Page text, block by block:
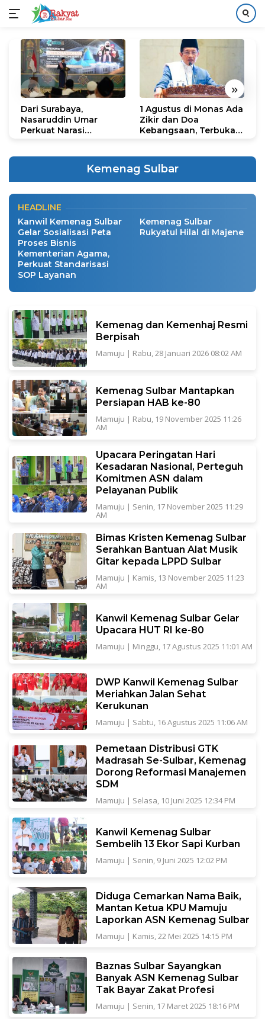
konten
« »
Dari Surabaya,
Nasaruddin Umar
Perkuat Narasi
1 Agustus di Monas Ada
Zikir dan Doa
Kebangsaan, Terbuka
Kemenag Sulbar
Ucapan Hari Raya Idul Adha
News|Selasa, 26 Mei 2026 13:54 PM
HEADLINE
Kanwil Kemenag Sulbar
Gelar Sosialisasi Peta
Proses Bisnis
Kementerian Agama,
Perkuat Standarisasi
SOP Layanan
Kemenag Sulbar
Rukyatul Hilal di Majene
Kemenag dan Kemenhaj Resmi
Berpisah
Mamuju | Rabu, 28 Januari 2026 08:02 AM
Kemenag Sulbar Mantapkan
Persiapan HAB ke-80
Mamuju | Rabu, 19 November 2025 11:26
AM
Upacara Peringatan Hari
Kesadaran Nasional, Perteguh
Komitmen ASN dalam
Pelayanan Publik
Mamuju | Senin, 17 November 2025 11:29
AM
Bimas Kristen Kemenag Sulbar
Serahkan Bantuan Alat Musik
Gitar kepada LPPD Sulbar
Mamuju | Kamis, 13 November 2025 11:23
AM
Kanwil Kemenag Sulbar Gelar
Upacara HUT RI ke-80
Mamuju | Minggu, 17 Agustus 2025 11:01 AM
DWP Kanwil Kemenag Sulbar
Meriahkan Jalan Sehat
Kerukunan
Mamuju | Sabtu, 16 Agustus 2025 11:06 AM
Pemetaan Distribusi GTK
Madrasah Se-Sulbar, Kemenag
Dorong Reformasi Manajemen
SDM
Mamuju | Selasa, 10 Juni 2025 12:34 PM
Kanwil Kemenag Sulbar
Sembelih 13 Ekor Sapi Kurban
Mamuju | Senin, 9 Juni 2025 12:02 PM
Diduga Cemarkan Nama Baik,
Mantan Ketua KPU Mamuju
Laporkan ASN Kemenag Sulbar
Mamuju | Kamis, 22 Mei 2025 14:15 PM
Baznas Sulbar Sayangkan
Banyak ASN Kemenag Sulbar
Tak Bayar Zakat Profesi
Mamuju | Senin, 17 Maret 2025 18:16 PM